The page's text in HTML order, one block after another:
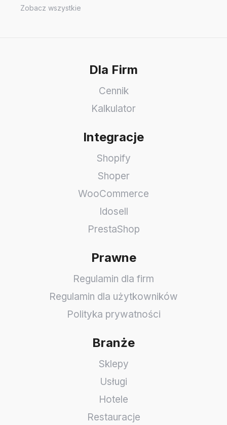
Zobacz wszystkie
Dla Firm
Cennik
Kalkulator
Integracje
Shopify
Shoper
WooCommerce
Idosell
PrestaShop
Prawne
Regulamin dla firm
Regulamin dla użytkowników
Polityka prywatności
Branże
Sklepy
Usługi
Hotele
Restauracje